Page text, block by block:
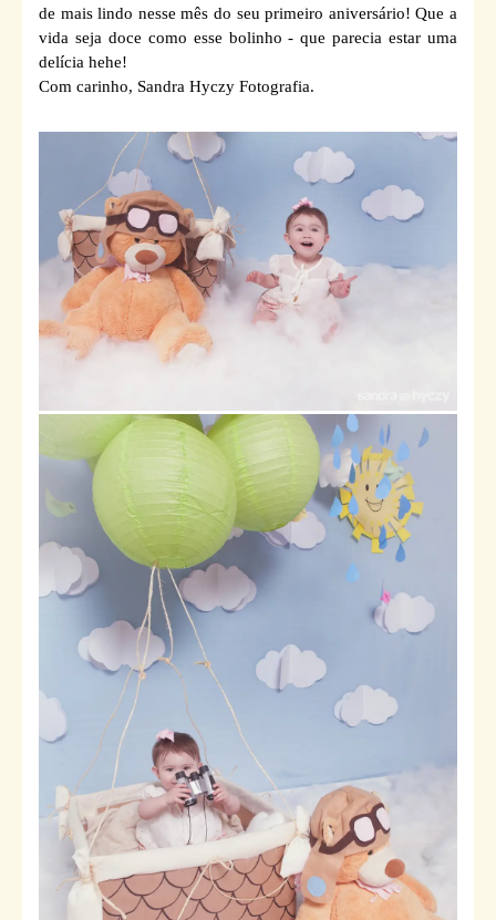
de mais lindo nesse mês do seu primeiro aniversário! Que a
vida seja doce como esse bolinho - que parecia estar uma
delícia hehe!
Com carinho, Sandra Hyczy Fotografia.